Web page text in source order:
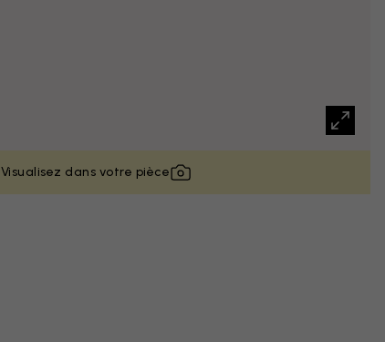
Visualisez dans votre pièce